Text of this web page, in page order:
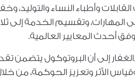
القابلات وأطباء النساء
المهارات، وتقسيم الخدمة إلى
أحدث المعايير العالمية.
إلى أن البروتوكول يتضمن
الأثر وتعزيز الحوكمة، من